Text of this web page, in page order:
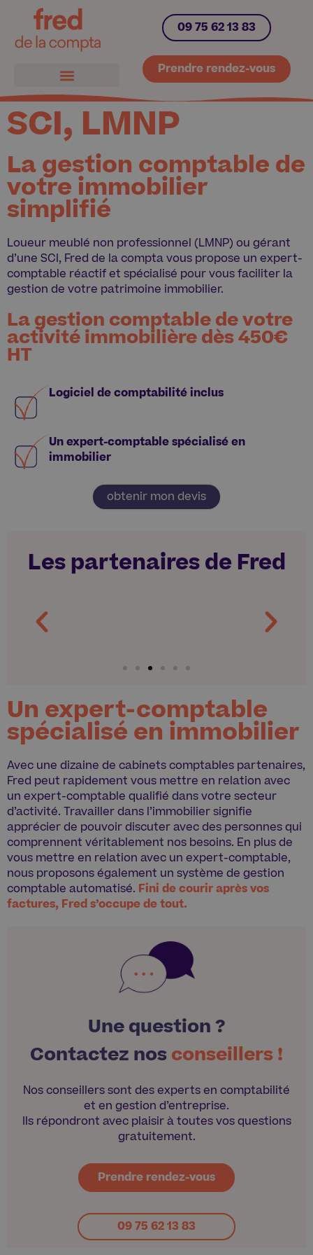
09 75 62 13 83
Prendre rendez-vous
SCI, LMNP
La gestion comptable de
votre immobilier
simplifié
Loueur meublé non professionnel (LMNP) ou gérant
d’une SCI, Fred de la compta vous propose un expert-
comptable réactif et spécialisé pour vous faciliter la
gestion de votre patrimoine immobilier.
La gestion comptable de votre
activité immobilière dès450€
HT
Logiciel de comptabilité inclus
Un expert-comptable spécialisé en
immobilier
obtenir mon devis
Les partenaires de Fred
Un expert-comptable
spécialisé en immobilier
Avec une dizaine de cabinets comptables partenaires,
Fred peut rapidement vous mettre en relation avec
un expert-comptable qualifié dans votre secteur
d’activité. Travailler dans l’immobilier signifie
apprécier de pouvoir discuter avec des personnes qui
comprennent véritablement nos besoins. En plus de
vous mettre en relation avec un expert-comptable,
nous proposons également un système de gestion
comptable automatisé. Fini de courir après vos
factures, Fred s’occupe de tout.
Une question ?
Contactez nosconseillers !
Nos conseillers sont des experts en comptabilité
et en gestion d’entreprise.
Ils répondront avec plaisir à toutes vos questions
gratuitement.
Prendre rendez-vous
09 75 62 13 83